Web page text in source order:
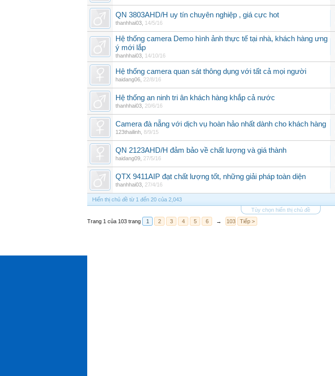
QN 3803AHD/H uy tín chuyên nghiệp , giá cực hot
thanhhai03 14/5/16
Hệ thống camera Demo hình ảnh thực tế tại nhà, khách hàng ưng
ý mới lắp
thanhhai03 14/10/16
Hệ thống camera quan sát thông dụng với tất cả mọi người
haidang06 22/8/16
Hệ thống an ninh tri ân khách hàng khắp cả nước
thanhhai03 20/6/16
Camera đà nẵng với dịch vụ hoàn hảo nhất dành cho khách hàng
123thailinh 8/9/15
QN 2123AHD/H đảm bảo về chất lượng và giá thành
haidang09 27/5/16
QTX 9411AIP đạt chất lượng tốt, những giải pháp toàn diện
thanhhai03 27/4/16
Hiển thị chủ đề từ 1 đến 20 của 2,043
Tùy chọn hiển thị chủ đề
Trang 1 của 103 trang 1 2 3 4 5 6 → 103 Tiếp >